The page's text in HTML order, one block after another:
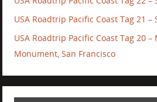
USA Roadtrip Pacific Coast Tag 21 –
USA Roadtrip Pacific Coast Tag 20
Monument, San Francisco